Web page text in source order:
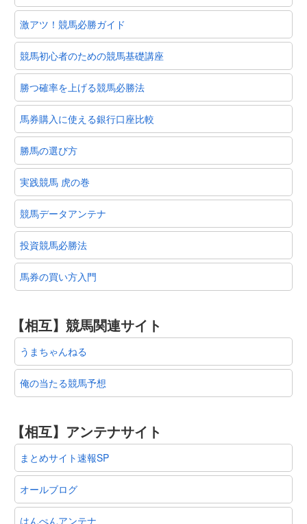
激アツ！競馬必勝ガイド
競馬初心者のための競馬基礎講座
勝つ確率を上げる競馬必勝法
馬券購入に使える銀行口座比較
勝馬の選び方
実践競馬 虎の巻
競馬データアンテナ
投資競馬必勝法
馬券の買い方入門
【相互】競馬関連サイト
うまちゃんねる
俺の当たる競馬予想
【相互】アンテナサイト
まとめサイト速報SP
オールブログ
はんぺんアンテナ